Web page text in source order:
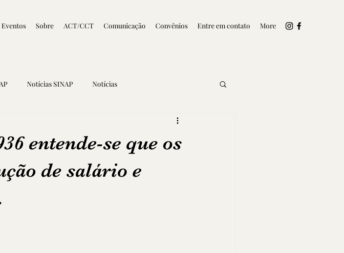
Eventos Sobre ACT/CCT Comunicação Convênios Entre em contato More
Notícias SINAP Notícias
entende-se que os
de salário e